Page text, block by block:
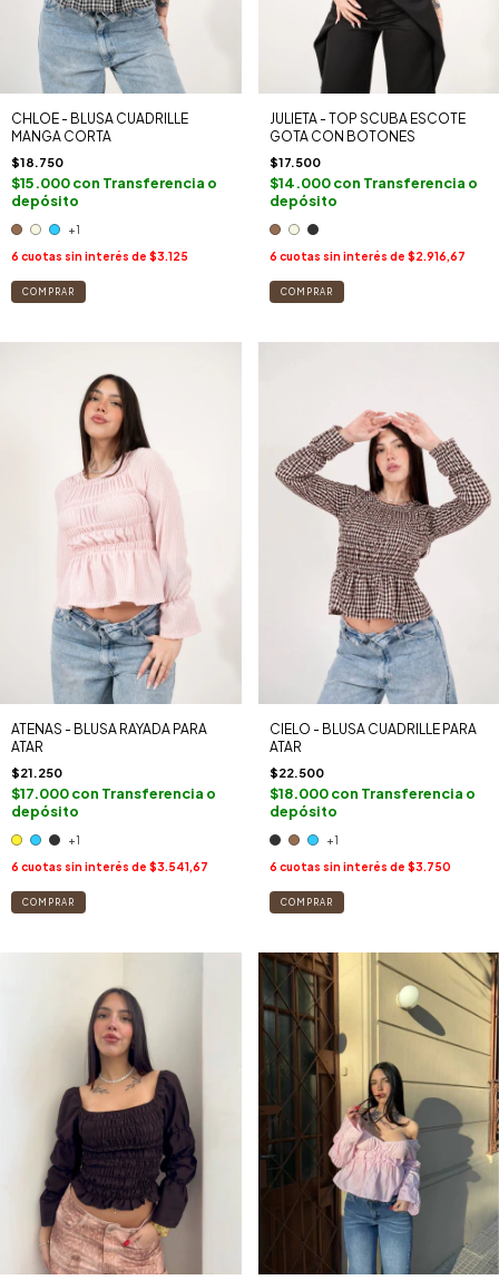
CHLOE - BLUSA CUADRILLE
MANGA CORTA
$18.750
$15.000con Transferencia o
depósito
+1
6 cuotas sin interés de $3.125
COMPRAR
JULIETA - TOP SCUBA ESCOTE
GOTA CON BOTONES
$17.500
$14.000con Transferencia o
depósito
6 cuotas sin interés de $2.916,67
COMPRAR
ATENAS - BLUSA RAYADA PARA
ATAR
$21.250
$17.000con Transferencia o
depósito
+1
6 cuotas sin interés de $3.541,67
COMPRAR
CIELO - BLUSA CUADRILLE PARA
ATAR
$22.500
$18.000con Transferencia o
depósito
+1
6 cuotas sin interés de $3.750
COMPRAR